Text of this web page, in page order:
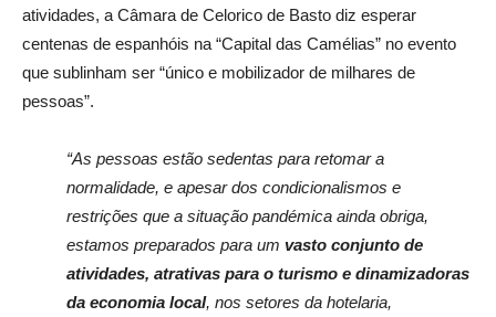
atividades, a Câmara de Celorico de Basto diz esperar
centenas de espanhóis na “Capital das Camélias” no evento
que sublinham ser “único e mobilizador de milhares de
pessoas”.
“As pessoas estão sedentas para retomar a
normalidade, e apesar dos condicionalismos e
restrições que a situação pandémica ainda obriga,
estamos preparados para um vasto conjunto de
atividades, atrativas para o turismo e dinamizadoras
da economia local, nos setores da hotelaria,